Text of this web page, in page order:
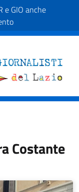
e GIO anche
Costante